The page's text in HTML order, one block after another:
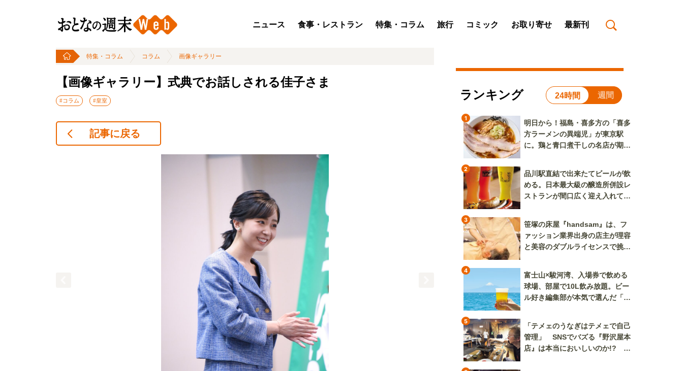
ニュース 食事・レストラン 特集・コラム 旅行 コミック お取り寄せ 最新刊
特集・コラム コラム 画像ギャラリー
【画像ギャラリー】式典でお話しされる佳子さま
#コラム #皇室
記事に戻る
ランキング 24時間 週間
1
明日から！福島・喜多方の「喜多
方ラーメンの異端児」が東京駅
に。鶏と青口煮干しの名店が期間
2
品川駅直結で出来たてビールが飲
める。日本最大級の醸造所併設レ
ストランが間口広く迎え入れてく
3
笹塚の床屋『handsam』は、フ
ァッション業界出身の店主が理容
と美容のダブルライセンスで挑む
4
富士山×駿河湾、入場券で飲める
球場、部屋で10L飲み放題。ビー
ル好き編集部が本気で選んだ「ビ
5
「テメェのうなぎはテメェで自己
管理」 SNSでバズる『野沢屋本
店』は本当においしいのか!? い